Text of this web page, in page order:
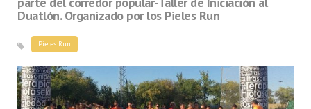
Duatlón. Organizado por los Pieles Run
Pieles Run